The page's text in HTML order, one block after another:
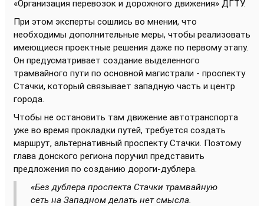
«Организация перевозок и дорожного движения» ДГТУ.
При этом эксперты сошлись во мнении, что
необходимы дополнительные меры, чтобы реализовать
имеющиеся проектные решения даже по первому этапу.
Он предусматривает создание выделенного
трамвайного пути по основной магистрали - проспекту
Стачки, который связывает западную часть и центр
города.
Чтобы не остановить там движение автотранспорта
уже во время прокладки путей, требуется создать
маршрут, альтернативный проспекту Стачки. Поэтому
глава донского региона поручил представить
предложения по созданию дороги-дублера.
«Без дублера проспекта Стачки трамвайную
сеть на Западном делать нет смысла.